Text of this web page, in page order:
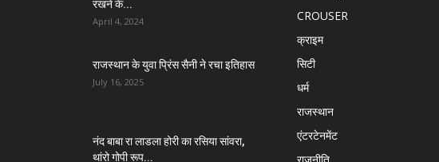
रखने के...
April 4, 2024
राजस्थान के युवा प्रिंस सैनी ने रचा इतिहास
July 16, 2025
नंद बाबा रा लाडला होरी का रसिया सांवरा,
थांरो गोपी रूप...
CROUSER
क्राइम
सिटी
धर्म
राजस्थान
एंटरटेनमेंट